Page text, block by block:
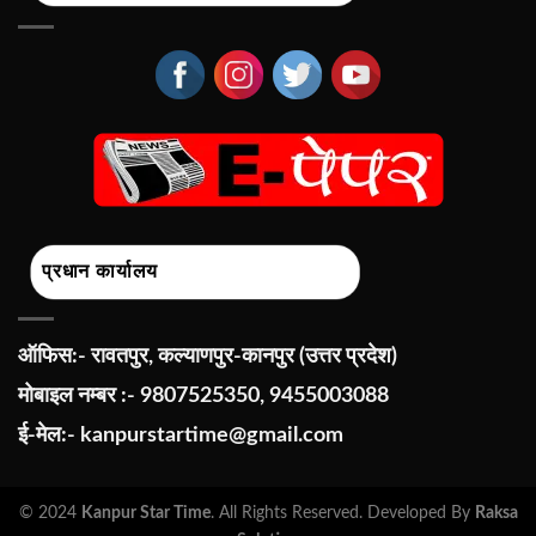
प्रधान कार्यालय
ऑफिस:- रावतपुर, कल्याणपुर-कानपुर (उत्तर प्रदेश)
मोबाइल नम्बर :- 9807525350, 9455003088
ई-मेल:- kanpurstartime@gmail.com
© 2024 Kanpur Star Time. All Rights Reserved. Developed By Raksa